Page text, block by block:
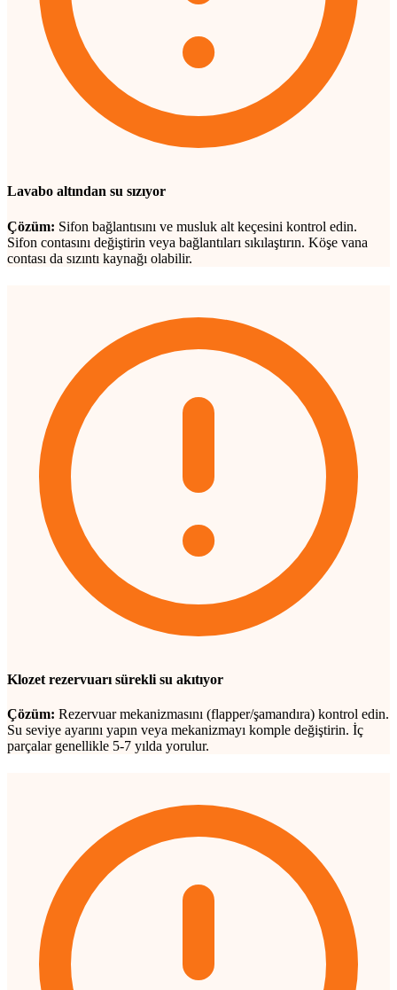
Lavabo altından su sızıyor
Çözüm: Sifon bağlantısını ve musluk alt keçesini kontrol edin.
Sifon contasını değiştirin veya bağlantıları sıkılaştırın. Köşe vana
contası da sızıntı kaynağı olabilir.
Klozet rezervuarı sürekli su akıtıyor
Çözüm: Rezervuar mekanizmasını (flapper/şamandıra) kontrol edin.
Su seviye ayarını yapın veya mekanizmayı komple değiştirin. İç
parçalar genellikle 5-7 yılda yorulur.